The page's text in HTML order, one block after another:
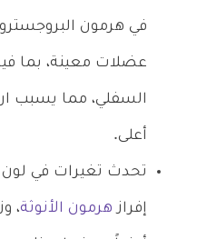
في هرمون
عضلات معينة، بما
السفلي، مما يسبب
أعلى.
تحدث تغيرات في لون
إفراز هرمون الأنوثة،